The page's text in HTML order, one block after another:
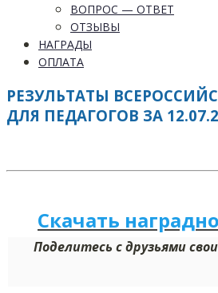
ВОПРОС — ОТВЕТ
ОТЗЫВЫ
НАГРАДЫ
ОПЛАТА
РЕЗУЛЬТАТЫ
ДЛЯ ПЕДАГОГОВ ЗА
Скачать
Поделитесь с друзьями